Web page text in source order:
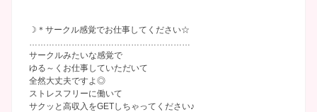
☽＊サークル感覚でお仕事してください☆
サークルみたいな感覚で
ゆる～くお仕事していただいて
全然大丈夫ですよ◎
ストレスフリーに働いて
サクッと高収入をGETしちゃってください♪